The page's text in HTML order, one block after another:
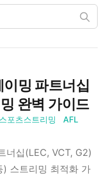
밍 파트너십
완벽 가이드
스포츠스트리밍
AFL
너십(LEC, VCT, G2)
스트리밍 최적화 가